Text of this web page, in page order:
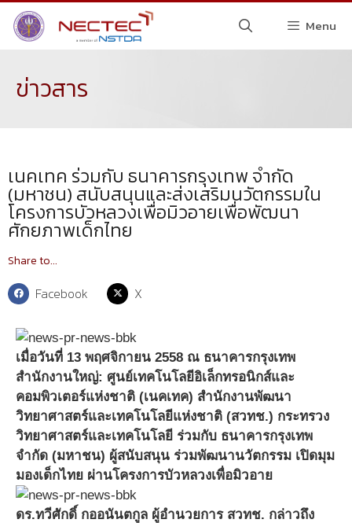
Menu
ข่าวสาร
เนคเทค ร่วมกับ ธนาคารกรุงเทพ จำกัด
(มหาชน) สนับสนุนและส่งเสริมนวัตกรรมใน
โครงการบัวหลวงเพื่อมิวอายเพื่อพัฒนา
ศักยภาพเด็กไทย
Share to...
Facebook X
เมื่อวันที่ 13 พฤศจิกายน 2558 ณ ธนาคารกรุงเทพ
สำนักงานใหญ่: ศูนย์เทคโนโลยีอิเล็กทรอนิกส์และ
คอมพิวเตอร์แห่งชาติ (เนคเทค) สำนักงานพัฒนา
วิทยาศาสตร์และเทคโนโลยีแห่งชาติ (สวทช.) กระทรวง
วิทยาศาสตร์และเทคโนโลยี ร่วมกับ ธนาคารกรุงเทพ
จำกัด (มหาชน) ผู้สนับสนุน ร่วมพัฒนานวัตกรรม เปิดมุม
มองเด็กไทย ผ่านโครงการบัวหลวงเพื่อมิวอาย
ดร.ทวีศักดิ์ กออนันตกูล ผู้อำนวยการ สวทช. กล่าวถึง